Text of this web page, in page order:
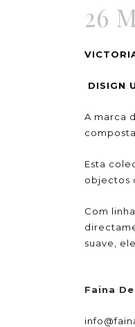
26
DISIGN
A marca
Esta
objectos
Com
suave,
Faina